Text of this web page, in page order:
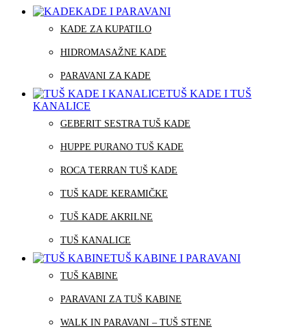
KADE I PARAVANI
KADE ZA KUPATILO
HIDROMASAŽNE KADE
PARAVANI ZA KADE
TUŠ KADE I TUŠ
KANALICE
GEBERIT SESTRA TUŠ KADE
HUPPE PURANO TUŠ KADE
ROCA TERRAN TUŠ KADE
TUŠ KADE KERAMIČKE
TUŠ KADE AKRILNE
TUŠ KANALICE
TUŠ KABINE I PARAVANI
TUŠ KABINE
PARAVANI ZA TUŠ KABINE
WALK IN PARAVANI – TUŠ STENE